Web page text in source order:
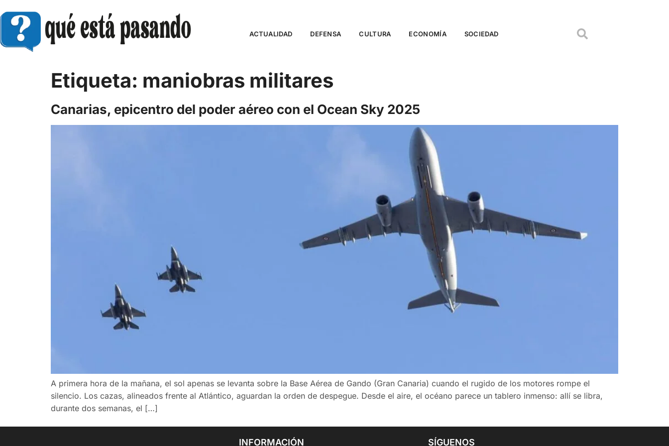
ACTUALIDAD DEFENSA CULTURA ECONOMÍA SOCIEDAD
Etiqueta: maniobras militares
Canarias, epicentro del poder aéreo con el Ocean Sky 2025
A primera hora de la mañana, el sol apenas se levanta sobre la Base Aérea de Gando (Gran Canaria) cuando el rugido de los motores rompe el
silencio. Los cazas, alineados frente al Atlántico, aguardan la orden de despegue. Desde el aire, el océano parece un tablero inmenso: allí se libra,
durante dos semanas, el […]
INFORMACIÓN SÍGUENOS